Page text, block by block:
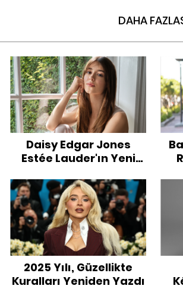
DAHA
Daisy Edgar Jones
Estée Lauder'ın Yeni
2025 Yılı, Güzellikte
Kuralları Yeniden Yazdı